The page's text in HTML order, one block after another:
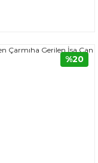
%20